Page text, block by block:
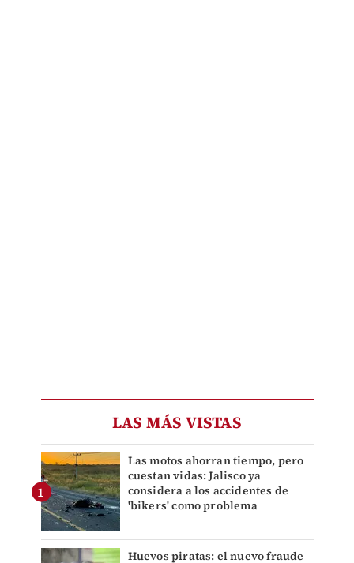
LAS MÁS VISTAS
Las motos ahorran tiempo, pero
cuestan vidas: Jalisco ya
considera a los accidentes de
'bikers' como problema
Huevos piratas: el nuevo fraude